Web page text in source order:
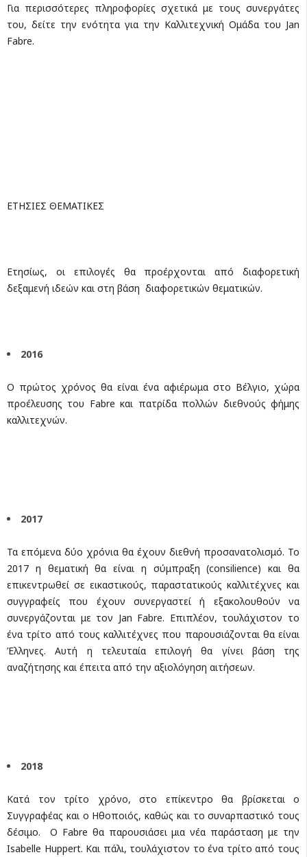
Για περισσότερες πληροφορίες σχετικά με τους συνεργάτες
του, δείτε την ενότητα για την Καλλιτεχνική Ομάδα του Jan
Fabre.
ΕΤΗΣΙΕΣ ΘΕΜΑΤΙΚΕΣ
Ετησίως, οι επιλογές θα προέρχονται από διαφορετική
δεξαμενή ιδεών και στη βάση διαφορετικών θεματικών.
2016
Ο πρώτος χρόνος θα είναι ένα αφιέρωμα στο Βέλγιο, χώρα
προέλευσης του Fabre και πατρίδα πολλών διεθνούς φήμης
καλλιτεχνών.
2017
Τα επόμενα δύο χρόνια θα έχουν διεθνή προσανατολισμό. Το
2017 η θεματική θα είναι η σύμπραξη (consilience) και θα
επικεντρωθεί σε εικαστικούς, παραστατικούς καλλιτέχνες και
συγγραφείς που έχουν συνεργαστεί ή εξακολουθούν να
συνεργάζονται με τον Jan Fabre. Επιπλέον, τουλάχιστον το
ένα τρίτο από τους καλλιτέχνες που παρουσιάζονται θα είναι
Έλληνες. Αυτή η τελευταία επιλογή θα γίνει βάση της
αναζήτησης και έπειτα από την αξιολόγηση αιτήσεων.
2018
Κατά τον τρίτο χρόνο, στο επίκεντρο θα βρίσκεται ο
Συγγραφέας και ο Ηθοποιός, καθώς και το συναρπαστικό τους
δέσιμο. Ο Fabre θα παρουσιάσει μια νέα παράσταση με την
Isabelle Huppert. Και πάλι, τουλάχιστον το ένα τρίτο από τους